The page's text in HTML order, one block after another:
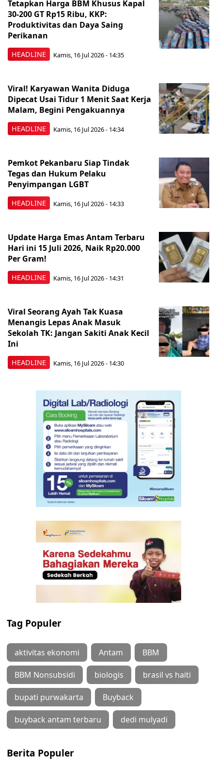
HEADLINE
Tetapkan Harga BBM Khusus Kapal
30-200 GT Rp15 Ribu, KKP:
Produktivitas dan Daya Saing
Perikanan
Kamis, 16 Jul 2026 - 14:35
HEADLINE
Viral! Karyawan Wanita Diduga
Dipecat Usai Tidur 1 Menit Saat Kerja
Malam, Begini Pengakuannya
Kamis, 16 Jul 2026 - 14:34
HEADLINE
Pemkot Pekanbaru Siap Tindak
Tegas dan Hukum Pelaku
Penyimpangan LGBT
Kamis, 16 Jul 2026 - 14:33
HEADLINE
Update Harga Emas Antam Terbaru
Hari ini 15 Juli 2026, Naik Rp20.000
Per Gram!
Kamis, 16 Jul 2026 - 14:31
HEADLINE
Viral Seorang Ayah Tak Kuasa
Menangis Lepas Anak Masuk
Sekolah TK: Jangan Sakiti Anak Kecil
Ini
Kamis, 16 Jul 2026 - 14:30
Tag Populer
aktivitas ekonomi Antam BBM
BBM Nonsubsidi biologis brasil vs haiti
bupati purwakarta Buyback
buyback antam terbaru dedi mulyadi
Berita Populer